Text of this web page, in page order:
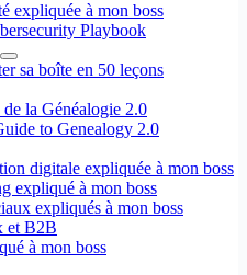
expliquée à mon boss
Playbook
sa boîte en 50 leçons
la Généalogie 2.0
to Genealogy 2.0
digitale expliquée à mon boss
expliqué à mon boss
expliqués à mon boss
et B2B
à mon boss